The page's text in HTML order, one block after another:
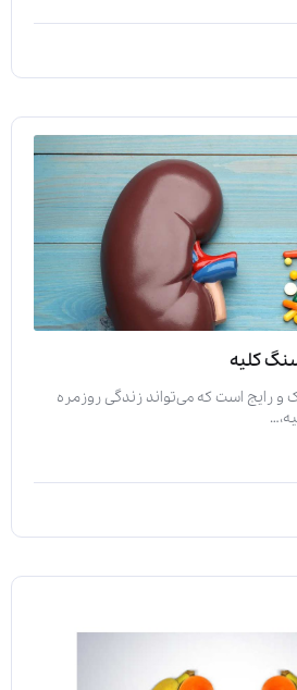
کلیه
و رایج است که می‌تواند زندگی روزمره